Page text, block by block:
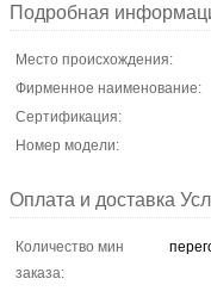
Подробная
Место происхождения:
Фирменное наименование:
Сертификация:
Номер модели:
Оплата и доставка
Количество мин
заказа: